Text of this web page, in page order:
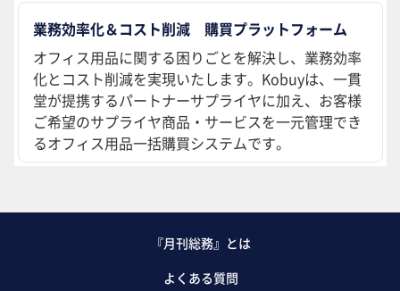
業務効率化＆コスト削減 購買プラットフォーム
オフィス用品に関する困りごとを解決し、業務効率
化とコスト削減を実現いたします。Kobuyは、一貫
堂が提携するパートナーサプライヤに加え、お客様
ご希望のサプライヤ商品・サービスを一元管理でき
るオフィス用品一括購買システムです。
『月刊総務』とは
よくある質問